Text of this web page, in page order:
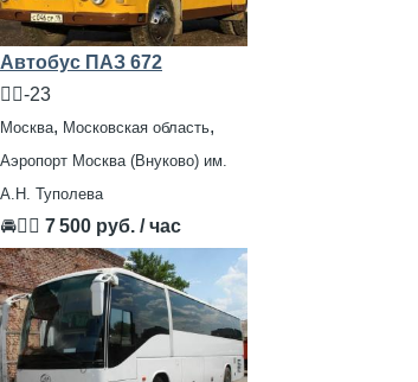
Автобус ПАЗ 672
🧍‍♂️-23
Москва, Московская область,
Аэропорт Москва (Внуково) им.
А.Н. Туполева
🚘👨‍✈ 7 500 руб. / час